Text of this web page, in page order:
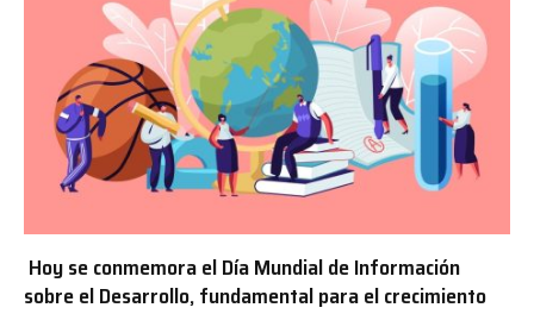
Hoy se conmemora el Día Mundial de Información
sobre el Desarrollo, fundamental para el crecimiento